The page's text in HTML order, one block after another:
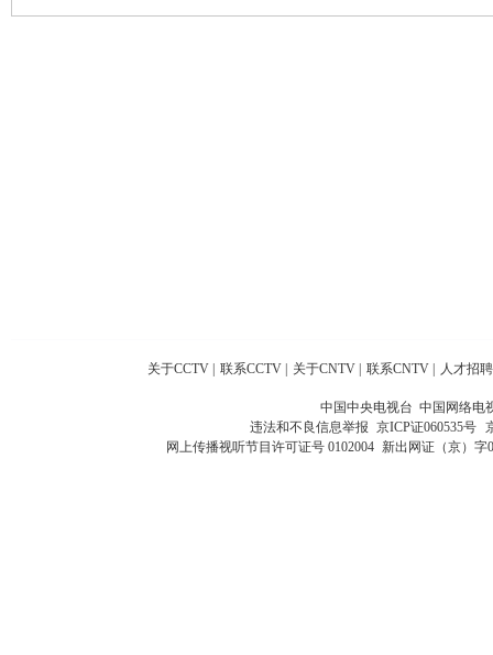
关于CCTV 联系CCTV 关于CNTV 联系CNTV 人才招聘
中国中央电视台 中国网络电
违法和不良信息举报 京ICP证060535号
网上传播视听节目许可证号 0102004 新出网证（京）